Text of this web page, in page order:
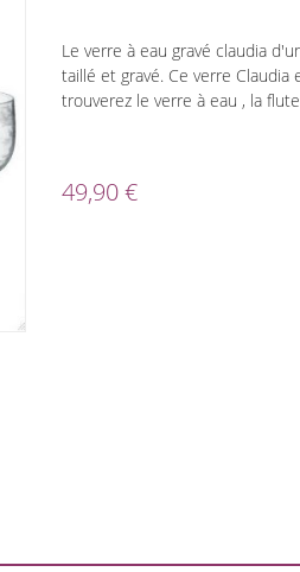
Le verre à eau gravé claudia
taillé et gravé. Ce verre
trouverez le verre à eau , la
49,90 €